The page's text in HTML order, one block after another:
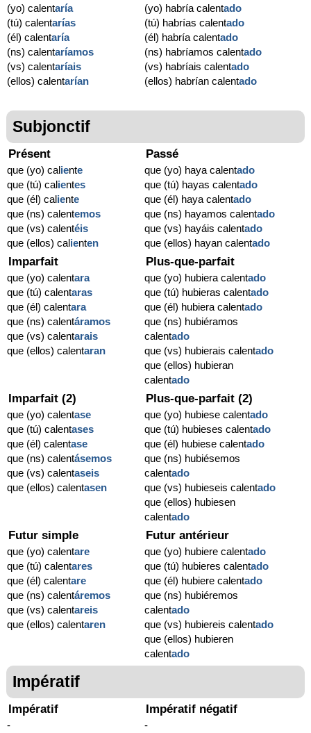
(yo) calentaría
(tú) calentarías
(él) calentaría
(ns) calentaríamos
(vs) calentaríais
(ellos) calentarían
(yo) habría calentado
(tú) habrías calentado
(él) habría calentado
(ns) habríamos calentado
(vs) habríais calentado
(ellos) habrían calentado
Subjonctif
Présent
que (yo) caliente
que (tú) calientes
que (él) caliente
que (ns) calentemos
que (vs) calentéis
que (ellos) calienten
Passé
que (yo) haya calentado
que (tú) hayas calentado
que (él) haya calentado
que (ns) hayamos calentado
que (vs) hayáis calentado
que (ellos) hayan calentado
Imparfait
que (yo) calentara
que (tú) calentaras
que (él) calentara
que (ns) calentáramos
que (vs) calentarais
que (ellos) calentaran
Plus-que-parfait
que (yo) hubiera calentado
que (tú) hubieras calentado
que (él) hubiera calentado
que (ns) hubiéramos
calentado
que (vs) hubierais calentado
que (ellos) hubieran
calentado
Imparfait (2)
que (yo) calentase
que (tú) calentases
que (él) calentase
que (ns) calentásemos
que (vs) calentaseis
que (ellos) calentasen
Plus-que-parfait (2)
que (yo) hubiese calentado
que (tú) hubieses calentado
que (él) hubiese calentado
que (ns) hubiésemos
calentado
que (vs) hubieseis calentado
que (ellos) hubiesen
calentado
Futur simple
que (yo) calentare
que (tú) calentares
que (él) calentare
que (ns) calentáremos
que (vs) calentareis
que (ellos) calentaren
Futur antérieur
que (yo) hubiere calentado
que (tú) hubieres calentado
que (él) hubiere calentado
que (ns) hubiéremos
calentado
que (vs) hubiereis calentado
que (ellos) hubieren
calentado
Impératif
Impératif
-
Impératif négatif
-